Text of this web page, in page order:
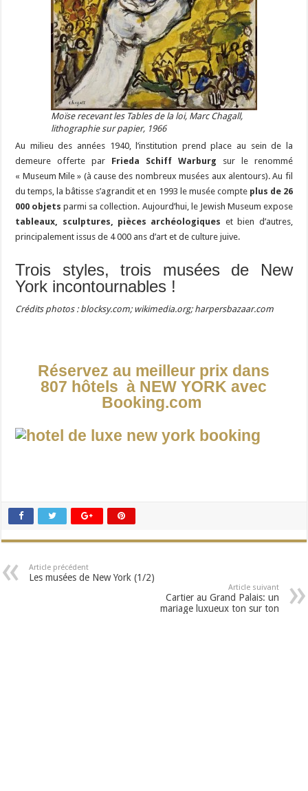
Moïse recevant les Tables de la loi, Marc Chagall,
lithographie sur papier, 1966
Au milieu des années 1940, l’institution prend place au sein de la
demeure offerte par Frieda Schiff Warburg sur le renommé
« Museum Mile » (à cause des nombreux musées aux alentours). Au fil
du temps, la bâtisse s’agrandit et en 1993 le musée compte plus de 26
000 objetsparmi sa collection. Aujourd’hui, le Jewish Museum expose
tableaux, sculptures, pièces archéologiques et bien d’autres,
principalement issus de 4 000 ans d’art et de culture juive.
Trois styles, trois musées de New
York incontournables !
Crédits photos : blocksy.com; wikimedia.org; harpersbazaar.com
Réservez au meilleur prix dans
807 hôtels à NEW YORK avec
Booking.com
Article précédent
Les musées de New York (1/2)
Article suivant
Cartier au Grand Palais: un
mariage luxueux ton sur ton